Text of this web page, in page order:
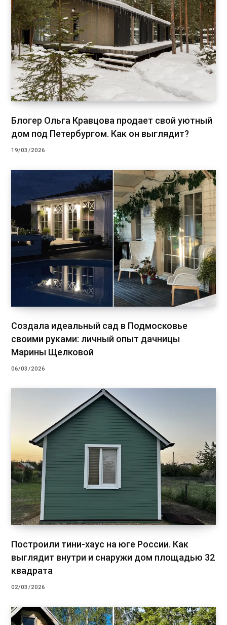
Блогер Ольга Кравцова продает свой уютный
дом под Петербургом. Как он выглядит?
19/03/2026
Создала идеальный сад в Подмосковье
своими руками: личный опыт дачницы
Марины Щелковой
06/03/2026
Построили тини-хаус на юге России. Как
выглядит внутри и снаружи дом площадью 32
квадрата
02/03/2026